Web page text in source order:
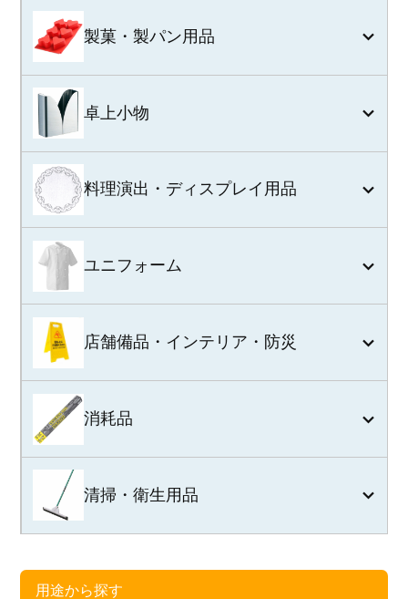
製菓・製パン用品
卓上小物
料理演出・ディスプレイ用品
ユニフォーム
店舗備品・インテリア・防災
消耗品
清掃・衛生用品
用途から探す